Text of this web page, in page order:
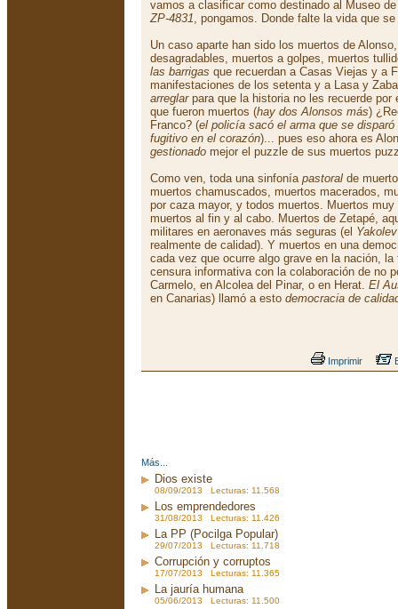
vamos a clasificar como destinado al Museo
ZP-4831, pongamos. Donde falte la vida que
Un caso aparte han sido los muertos de
desagradables, muertos a golpes, muertos
las barrigas que recuerdan a Casas Viejas y a
manifestaciones de los setenta y a Lasa y
arreglarpara que la historia no les recuerde por
que fueron muertos (hay dos Alonsos más)
Franco? (el policía sacó el arma que se
fugitivo en el corazón)... pues eso ahora es
gestionado mejor el puzzle de sus muertos
Como ven, toda una sinfonía pastoral de
muertos chamuscados, muertos macerados,
por caza mayor, y todos muertos. Muertos
muertos al fin y al cabo. Muertos de Zetapé,
militares en aeronaves más seguras (el Yakolev
realmente de calidad). Y muertos en una
cada vez que ocurre algo grave en la nación,
censura informativa con la colaboración de no
Carmelo, en Alcolea del Pinar, o en Herat. El
en Canarias) llamó a esto democracia de
Imprimir
Más...
Dios existe
08/09/2013 Lecturas: 11.568
Los emprendedores
31/08/2013 Lecturas: 11.426
La PP (Pocilga Popular)
29/07/2013 Lecturas: 11.718
Corrupción y corruptos
17/07/2013 Lecturas: 11.365
La jauría humana
05/06/2013 Lecturas: 11.500